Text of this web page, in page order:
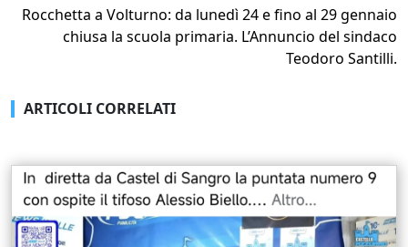
Rocchetta a Volturno: da lunedì 24 e fino al 29 gennaio
chiusa la scuola primaria. L’Annuncio del sindaco
Teodoro Santilli.
ARTICOLI CORRELATI